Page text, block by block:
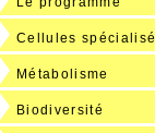
Cellules
Métabolisme
Biodiversité